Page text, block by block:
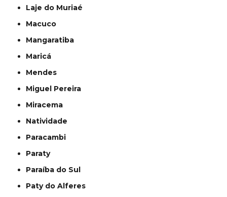
Laje do Muriaé
Macuco
Mangaratiba
Maricá
Mendes
Miguel Pereira
Miracema
Natividade
Paracambi
Paraty
Paraíba do Sul
Paty do Alferes